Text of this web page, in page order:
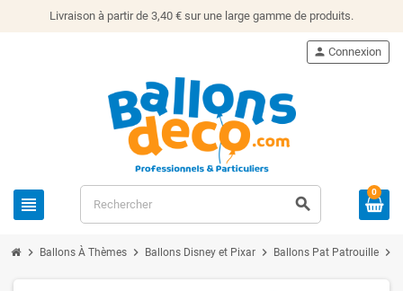
Livraison à partir de 3,40 € sur une large gamme de produits.
view_headline search
person Connexion
0
chevron_right Ballons À Thèmes chevron_right Ballons Disney et Pixar chevron_right Ballons Pat Patrouille chevron_right